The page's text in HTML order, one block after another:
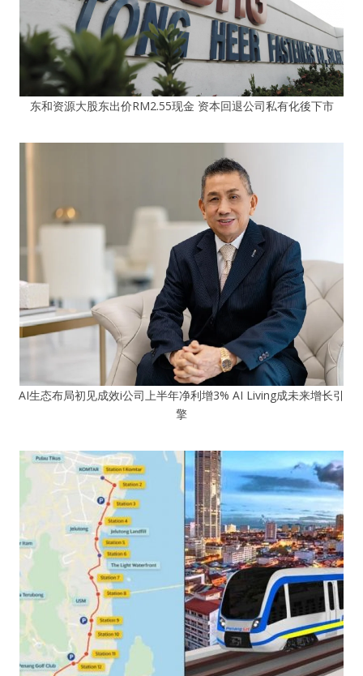
东和资源大股东出价RM2.55现金 资本回退公司私有化後下市
AI生态布局初见成效i公司上半年净利增3% AI Living成未来增长引
擎